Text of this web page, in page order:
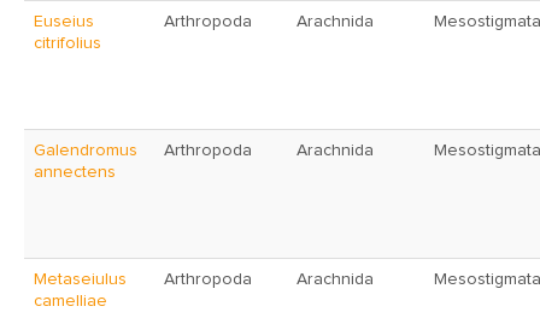
Euseius
citrifolius
Arthropoda Arachnida Mesostigmata
Galendromus
annectens
Arthropoda Arachnida Mesostigmata
Metaseiulus
camelliae
Arthropoda Arachnida Mesostigmata